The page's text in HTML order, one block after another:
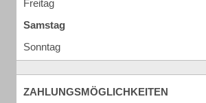
Freitag
Samstag
Sonntag
ZAHLUNGSMÖGLICHKEITEN